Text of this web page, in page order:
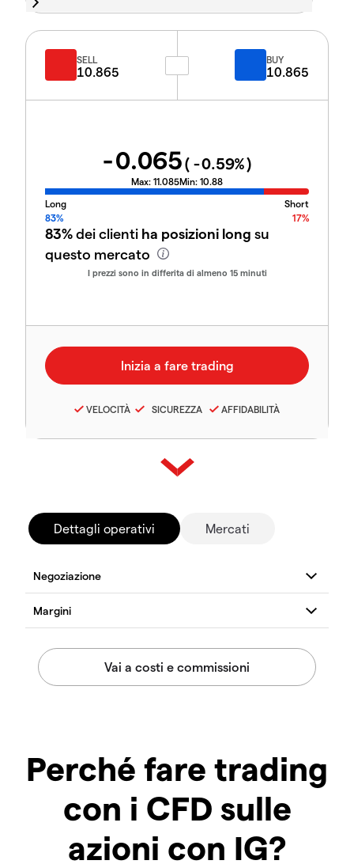
SELL
10.865
BUY
10.865
-0.065( -0.59%)
Max: 11.085Min: 10.88
Long
Short
83%
17%
83%dei clienti ha posizioni long su
questo mercato
I prezzi sono in differita di almeno 15 minuti
VELOCITÀ SICUREZZA AFFIDABILITÀ
Dettagli operativi Mercati
Perché fare trading
con i CFD sulle
azioni con IG?